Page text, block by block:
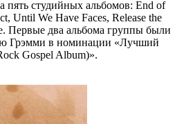
пять студийных альбомов: End of
Until We Have Faces, Release the
Первые два альбома группы были
Грэмми в номинации «Лучший
Gospel Album)».